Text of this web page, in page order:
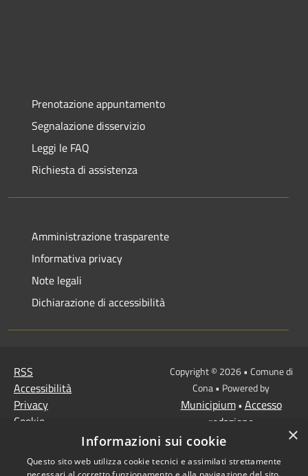
Prenotazione appuntamento
Segnalazione disservizio
Leggi le FAQ
Richiesta di assistenza
Amministrazione trasparente
Informativa privacy
Note legali
Dichiarazione di accessibilità
RSS
Accessibilità
Privacy
Cookie
MISSIONE 2 Rivoluzione
verde e transizione
Copyright © 2026 • Comune di
Cona • Powered by
Municipium• Accesso
redazione
×
Informazioni sui cookie
Questo sito web utilizza cookie tecnici e assimilati strettamente